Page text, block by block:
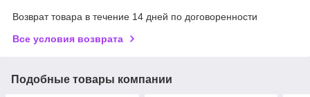
Возврат товара в течение 14 дней по договоренности
Все условия возврата
Подобные товары компании